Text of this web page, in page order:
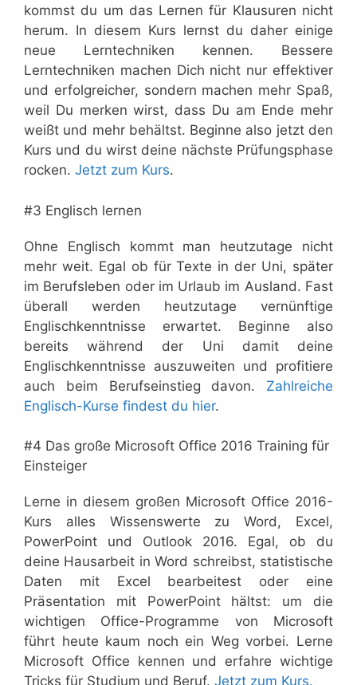
kommst du um das Lernen für Klausuren nicht
herum. In diesem Kurs lernst du daher einige
neue Lerntechniken kennen. Bessere
Lerntechniken machen Dich nicht nur effektiver
und erfolgreicher, sondern machen mehr Spaß,
weil Du merken wirst, dass Du am Ende mehr
weißt und mehr behältst. Beginne also jetzt den
Kurs und du wirst deine nächste Prüfungsphase
rocken. Jetzt zum Kurs.
#3 Englisch lernen
Ohne Englisch kommt man heutzutage nicht
mehr weit. Egal ob für Texte in der Uni, später
im Berufsleben oder im Urlaub im Ausland. Fast
überall werden heutzutage vernünftige
Englischkenntnisse erwartet. Beginne also
bereits während der Uni damit deine
Englischkenntnisse auszuweiten und profitiere
auch beim Berufseinstieg davon. Zahlreiche
Englisch-Kurse findest du hier.
#4 Das große Microsoft Office 2016 Training für
Einsteiger
Lerne in diesem großen Microsoft Office 2016-
Kurs alles Wissenswerte zu Word, Excel,
PowerPoint und Outlook 2016. Egal, ob du
deine Hausarbeit in Word schreibst, statistische
Daten mit Excel bearbeitest oder eine
Präsentation mit PowerPoint hältst: um die
wichtigen Office-Programme von Microsoft
führt heute kaum noch ein Weg vorbei. Lerne
Microsoft Office kennen und erfahre wichtige
Tricks für Studium und Beruf. Jetzt zum Kurs.